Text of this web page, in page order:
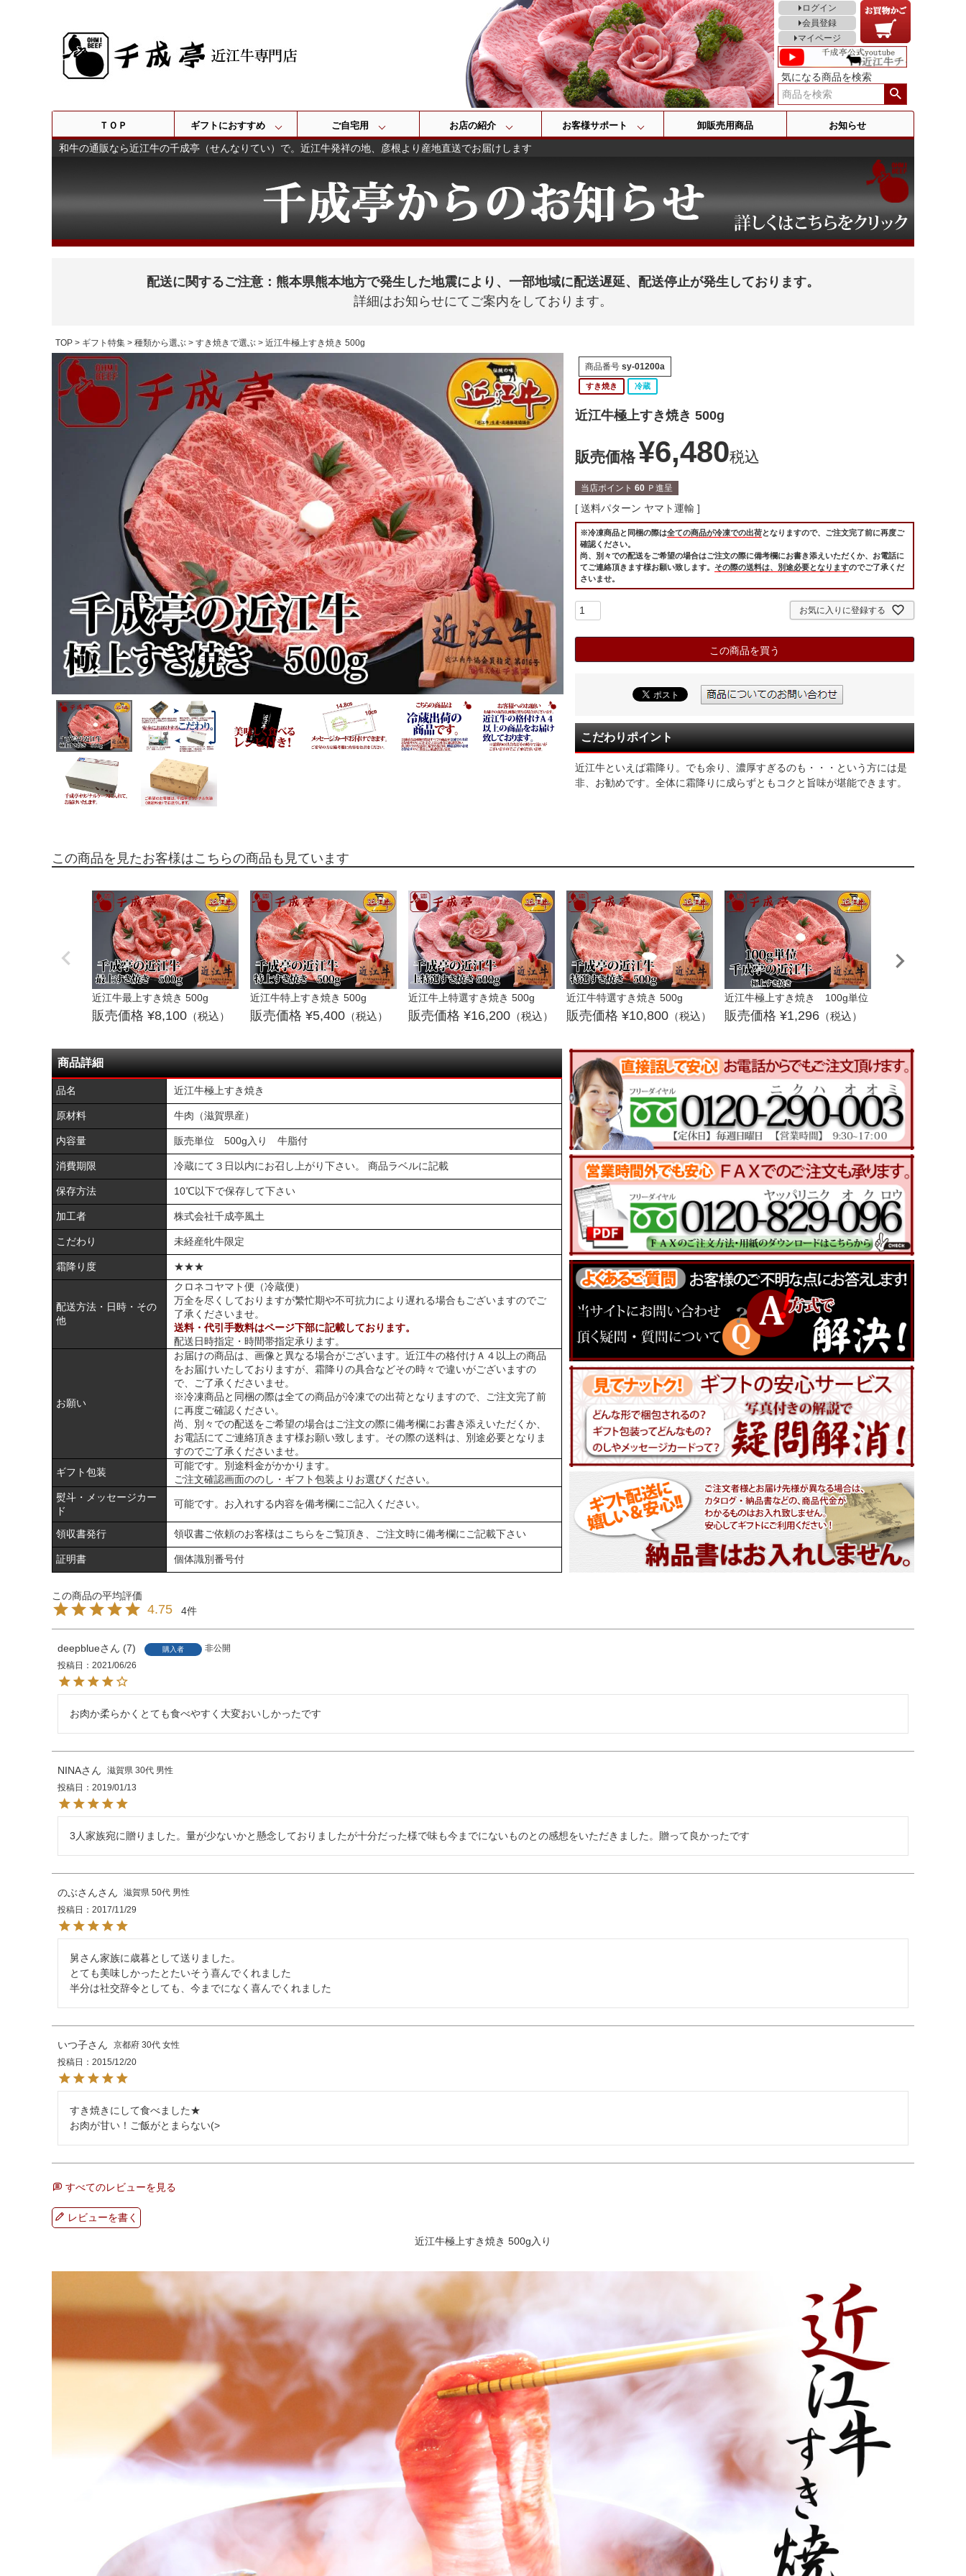
ログイン
会員登録
マイページ
気になる商品を検索
検索
ＴＯＰ ギフトにおすすめ ご自宅用 お店の紹介 お客様サポート 卸販売用商品 お知らせ
和牛の通販なら近江牛の千成亭（せんなりてい）で。近江牛発祥の地、彦根より産地直送でお届けします
配送に関するご注意：熊本県熊本地方で発生した地震により、一部地域に配送遅延、配送停止が発生しております。
詳細はお知らせにてご案内をしております。
TOP ギフト特集 種類から選ぶ すき焼きで選ぶ 近江牛極上すき焼き 500g
商品番号 sy-01200a
すき焼き 冷蔵
近江牛極上すき焼き 500g
販売価格¥6,480税込
当店ポイント 60 Ｐ進呈
送料パターン ヤマト運輸
※冷凍商品と同梱の際は全ての商品が冷凍での出荷となりますので、ご注文完了前に再度ご
確認ください。
尚、別々での配送をご希望の場合はご注文の際に備考欄にお書き添えいただくか、お電話に
てご連絡頂きます様お願い致します。 その際の送料は、別途必要となりますのでご了承くだ
さいませ。
お気に入りに登録する
この商品を買う
こだわりポイント
近江牛といえば霜降り。でも余り、濃厚すぎるのも・・・という方には是
非、お勧めです。全体に霜降りに成らずともコクと旨味が堪能できます。
近江牛最上すき焼き 500g
8,100 （税込）
近江牛特上すき焼き 500g
5,400 （税込）
近江牛上特選すき焼き 500g
16,200 （税込）
近江牛特選すき焼き 500g
10,800 （税込）
近江牛極上すき焼き 100g単位
1,296 （税込）
商品詳細
品名 近江牛極上すき焼き
原材料 牛肉（滋賀県産）
内容量 販売単位 500g入り 牛脂付
消費期限 冷蔵にて３日以内にお召し上がり下さい。 商品ラベルに記載
保存方法 10℃以下で保存して下さい
加工者 株式会社千成亭風土
こだわり 未経産牝牛限定
霜降り度 ★★★
配送方法・日時・その
他
クロネコヤマト便（冷蔵便）
万全を尽くしておりますが繁忙期や不可抗力により遅れる場合もございますのでご
了承くださいませ。
送料・代引手数料はページ下部に記載しております。
配送日時指定・時間帯指定承ります。
お願い
お届けの商品は、画像と異なる場合がございます。近江牛の格付けＡ４以上の商品
をお届けいたしておりますが、霜降りの具合などその時々で違いがございますの
で、ご了承くださいませ。
※冷凍商品と同梱の際は全ての商品が冷凍での出荷となりますので、ご注文完了前
に再度ご確認ください。
尚、別々での配送をご希望の場合はご注文の際に備考欄にお書き添えいただくか、
お電話にてご連絡頂きます様お願い致します。その際の送料は、別途必要となりま
すのでご了承くださいませ。
ギフト包装
可能です。別途料金がかかります。
ご注文確認画面ののし・ギフト包装よりお選びください。
熨斗・メッセージカー
ド
可能です。お入れする内容を備考欄にご記入ください。
領収書発行 領収書ご依頼のお客様はこちらをご覧頂き、ご注文時に備考欄にご記載下さい
証明書 個体識別番号付
4.75 4
deepblue 7 購入者
非公開
投稿日
2021/06/26
お肉か柔らかくとても食べやすく大変おいしかったです
NINA 滋賀県 30代 男性
投稿日
2019/01/13
3人家族宛に贈りました。量が少ないかと懸念しておりましたが十分だった様で味も今までにないものとの感想をいただきました。贈って良かったです
のぶさん 滋賀県 50代 男性
投稿日
2017/11/29
舅さん家族に歳暮として送りました。
とても美味しかったとたいそう喜んでくれました
半分は社交辞令としても、今までになく喜んでくれました
いつ子 京都府 30代 女性
投稿日
2015/12/20
すき焼きにして食べました★
お肉が甘い！ご飯がとまらない(>
すべてのレビューを見る
レビューを書く
近江牛極上すき焼き 500g入り